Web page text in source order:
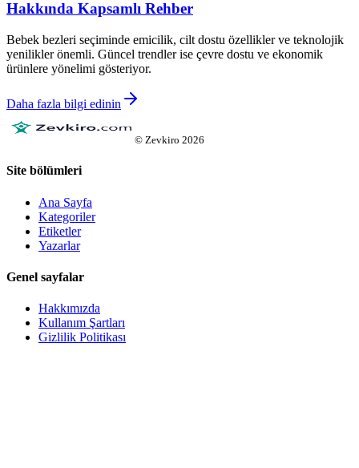
Hakkında Kapsamlı Rehber
Bebek bezleri seçiminde emicilik, cilt dostu özellikler ve teknolojik
yenilikler önemli. Güncel trendler ise çevre dostu ve ekonomik
ürünlere yönelimi gösteriyor.
Daha fazla bilgi edinin
© Zevkiro 2026
Site bölümleri
Ana Sayfa
Kategoriler
Etiketler
Yazarlar
Genel sayfalar
Hakkımızda
Kullanım Şartları
Gizlilik Politikası